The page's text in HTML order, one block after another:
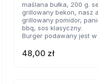
maślana bułka, 200 g.
grillowany bekon, nasz
grillowany pomidor,
bbq, sos klasyczny.
Burger podawany jest
48,00 zł